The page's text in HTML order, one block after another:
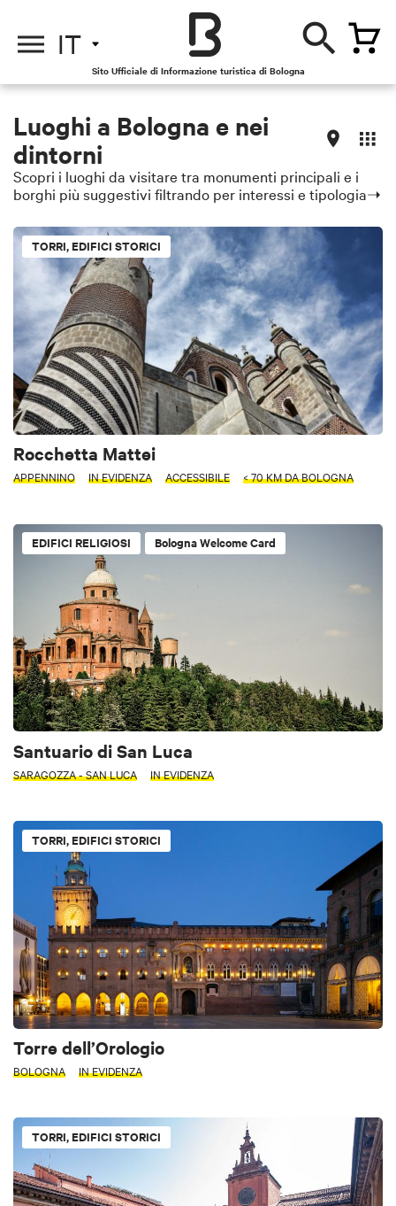
IT
Sito Ufficiale di Informazione turistica di Bologna
Luoghi a Bologna e nei
dintorni
Scopri i luoghi da visitare tra monumenti principali e i
borghi più suggestivi filtrando per interessi e tipologia➝
TORRI, EDIFICI STORICI
Rocchetta Mattei
APPENNINO IN EVIDENZA ACCESSIBILE < 70 KM DA BOLOGNA
EDIFICI RELIGIOSI Bologna Welcome Card
Santuario di San Luca
SARAGOZZA - SAN LUCA IN EVIDENZA
TORRI, EDIFICI STORICI
Torre dell’Orologio
BOLOGNA IN EVIDENZA
TORRI, EDIFICI STORICI